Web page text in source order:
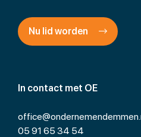
In contact met OE
05 91 65 34 54
Nu lid worden